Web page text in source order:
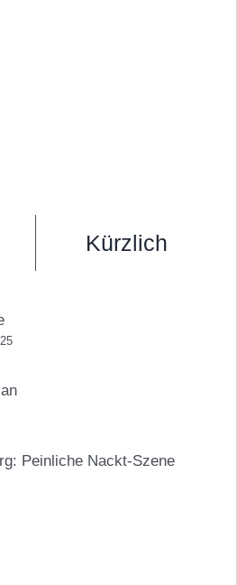
Kürzlich
Peinliche Nackt-Szene